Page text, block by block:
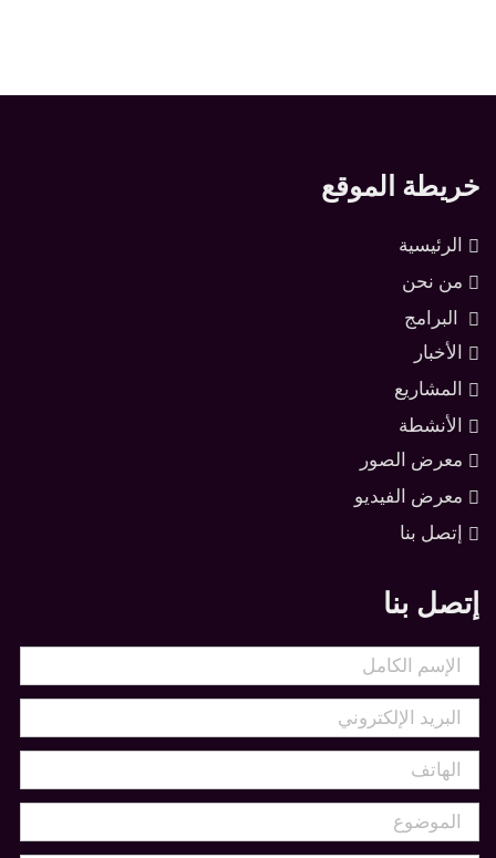
خريطة الموقع
الرئيسية
من نحن
البرامج
الأخبار
المشاريع
الأنشطة
معرض الصور
معرض الفيديو
إتصل بنا
إتصل بنا